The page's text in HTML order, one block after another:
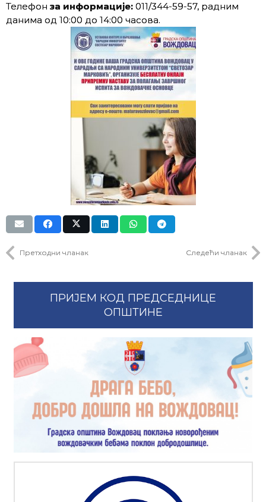
Телефон за информације: 011/344-59-57, радним
данима од 10:00 до 14:00 часова.
Претходни чланак Следећи чланак
ПРИЈЕМ КОД ПРЕДСЕДНИЦЕ
ОПШТИНЕ